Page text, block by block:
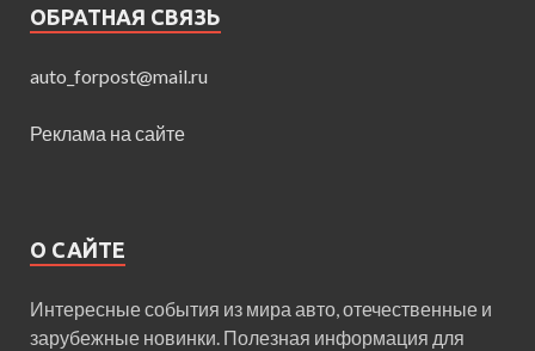
ОБРАТНАЯ СВЯЗЬ
auto_forpost@mail.ru
Реклама на сайте
О САЙТЕ
Интересные события из мира авто, отечественные и
зарубежные новинки. Полезная информация для